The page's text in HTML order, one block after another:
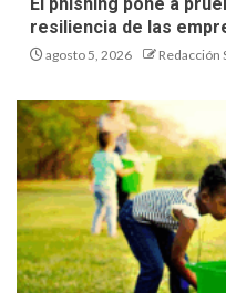
resiliencia de las
agosto 5, 2026 Redacción